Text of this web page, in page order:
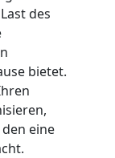
des
bietet.
eine